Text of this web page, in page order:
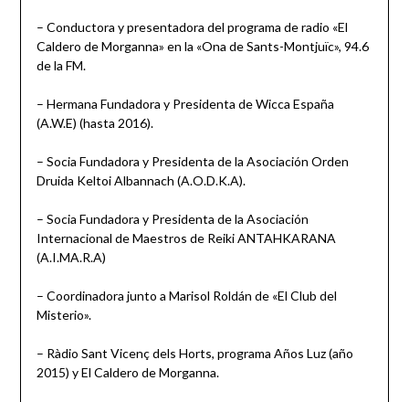
– Conductora y presentadora del programa de radio «El
Caldero de Morganna» en la «Ona de Sants-Montjuïc», 94.6
de la FM.
– Hermana Fundadora y Presidenta de Wicca España
(A.W.E) (hasta 2016).
– Socia Fundadora y Presidenta de la Asociación Orden
Druida Keltoi Albannach (A.O.D.K.A).
– Socia Fundadora y Presidenta de la Asociación
Internacional de Maestros de Reiki ANTAHKARANA
(A.I.MA.R.A)
– Coordinadora junto a Marisol Roldán de «El Club del
Misterio».
– Ràdio Sant Vicenç dels Horts, programa Años Luz (año
2015) y El Caldero de Morganna.